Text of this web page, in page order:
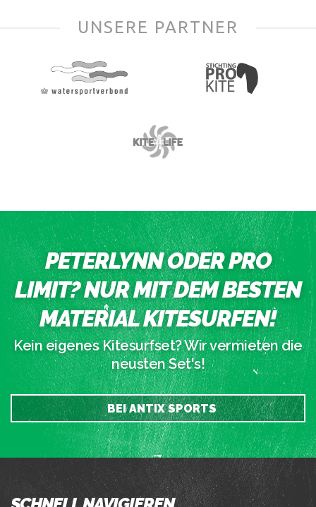
UNSERE PARTNER
PETERLYNN ODER PRO
LIMIT? NUR MIT DEM BESTEN
MATERIAL KITESURFEN!
Kein eigenes Kitesurfset? Wir vermieten die
neusten Set's!
BEI ANTIX SPORTS